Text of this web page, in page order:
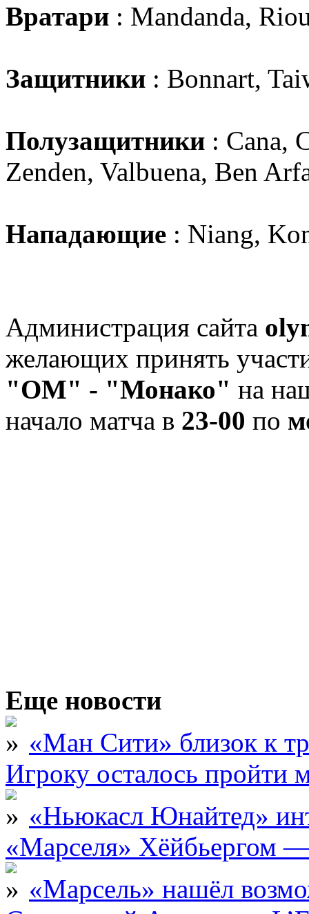
Вратари : Mandanda,
Защитники : Bonnart,
Полузащитники : Cana,
Zenden, Valbuena, Ben
Нападающие : Niang,
Администрация сайта
желающих принять
"ОМ" - "Монако" на
начало матча в 23-00 по
Еще новости
«Ман Сити» близок к
Игроку осталось
«Ньюкасл Юнайтед»
«Марселя» Хёйбьергом
«Марсель» нашёл